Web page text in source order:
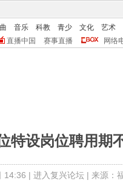
音乐 科教 青少 文化
艺术
直播中国 赛事直播 网络
特设岗位聘用期
14:36 | 进入复兴论坛| 来源：